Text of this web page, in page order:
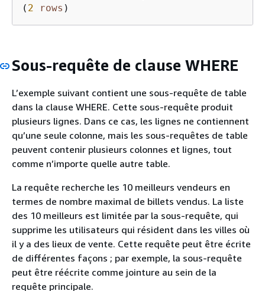
( 2 rows )
Sous-requête de clause WHERE
L’exemple suivant contient une sous-requête de table
dans la clause WHERE. Cette sous-requête produit
plusieurs lignes. Dans ce cas, les lignes ne contiennent
qu’une seule colonne, mais les sous-requêtes de table
peuvent contenir plusieurs colonnes et lignes, tout
comme n’importe quelle autre table.
La requête recherche les 10 meilleurs vendeurs en
termes de nombre maximal de billets vendus. La liste
des 10 meilleurs est limitée par la sous-requête, qui
supprime les utilisateurs qui résident dans les villes où
il y a des lieux de vente. Cette requête peut être écrite
de différentes façons ; par exemple, la sous-requête
peut être réécrite comme jointure au sein de la
requête principale.